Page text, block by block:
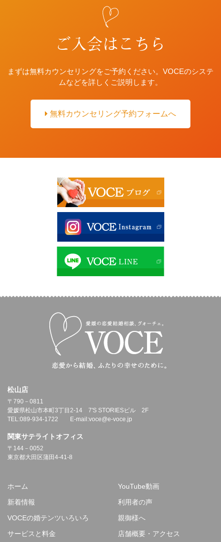
ご入会はこちら
まずは無料カウンセリングをご予約ください。VOCEのシステ
ムなどを詳しくご説明します。
無料カウンセリング予約フォームへ
松山店
〒790－0811
愛媛県松山市本町3丁目2-14 7'S STORIESビル 2F
TEL:089-934-1722 E-mail:voce@e-voce.jp
関東サテライトオフィス
〒144－0052
東京都大田区蒲田4-41-8
ホーム
新着情報
VOCEの婚テンツいろいろ
サービスと料金
YouTube動画
利用者の声
親御様へ
店舗概要・アクセス